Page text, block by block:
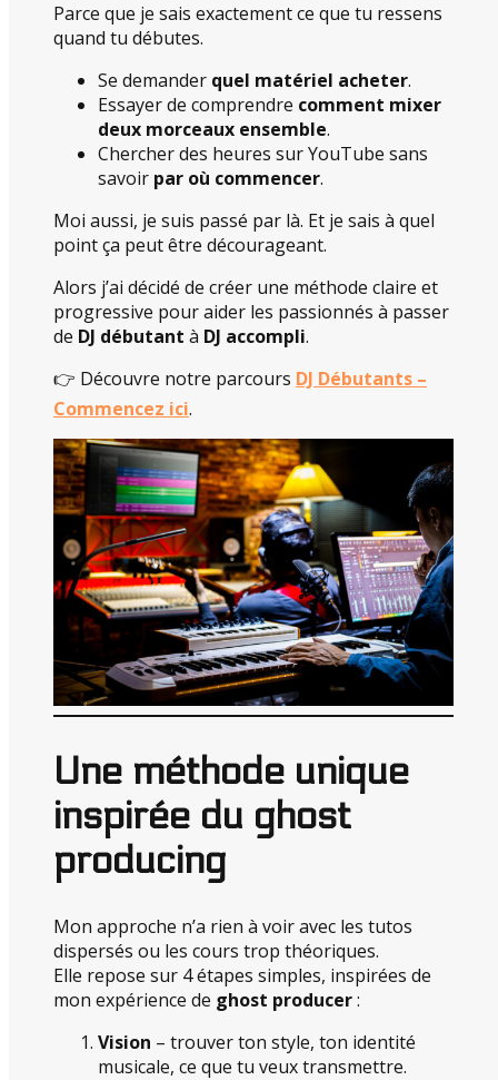
Parce que je sais exactement ce que tu ressens
quand tu débutes.
Se demander quel matériel acheter.
Essayer de comprendre comment mixer
deux morceaux ensemble.
Chercher des heures sur YouTube sans
savoir par où commencer.
Moi aussi, je suis passé par là. Et je sais à quel
point ça peut être décourageant.
Alors j’ai décidé de créer une méthode claire et
progressive pour aider les passionnés à passer
de DJ débutant à DJ accompli.
👉 Découvre notre parcours DJ Débutants –
Commencez ici.
Une méthode unique
inspirée du ghost
producing
Mon approche n’a rien à voir avec les tutos
dispersés ou les cours trop théoriques.
Elle repose sur 4 étapes simples, inspirées de
mon expérience de ghost producer:
Vision – trouver ton style, ton identité
musicale, ce que tu veux transmettre.